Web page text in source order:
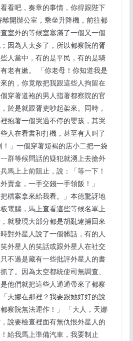
看吧，奏章的事情，你得跟陛下
開辦公室，乘坐升降機，前往都
室外的等候室塞滿了一個又一個
因為人太多了，所以都察院的胥
人當中，有的是平民，有的是騎
老有嫰。 「你老母！你知道我是
的，你竟敢把我跟這些人拘留在
穿著道袍的男人指著都察院的官
於是就跟胥吏吵起架來。同時，
抱著一個哭過不停的嬰孩，其哭
人在看書和打機，甚至有人叫了
」一個穿著短褐的店小二把一袋
群等候問話的疑犯就湧上去搶外
馬上上前阻止，說：「等一下！
賣盒，一手交錢一手領飯！」
檔案拿來給我看。」本德驚訝地
電腦，馬上查看這些等候名單上
就發現大部分都是胡亂逮捕回來
對外星人說了一個髒話，有的人
外星人的笑話或跟外星人在社交
不過是藏有一些批評外星人的書
了。因為太空都統使司無調查、
他們就把這些人通通帶來了都察
天娜在那裡？我要跟她好好的說
察院無法運作！」 「大人，天娜
說要檢查裡面有無仇恨外星人的
給我馬上準備汽車，我要制止